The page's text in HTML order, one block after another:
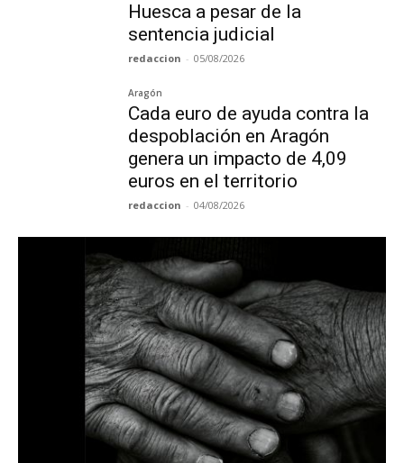
Huesca a pesar de la
sentencia judicial
redaccion - 05/08/2026
Aragón
Cada euro de ayuda contra la
despoblación en Aragón
genera un impacto de 4,09
euros en el territorio
redaccion - 04/08/2026